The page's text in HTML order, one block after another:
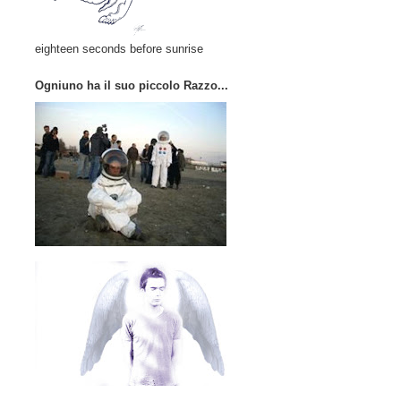
eighteen seconds before sunrise
Ogniuno ha il suo piccolo Razzo...